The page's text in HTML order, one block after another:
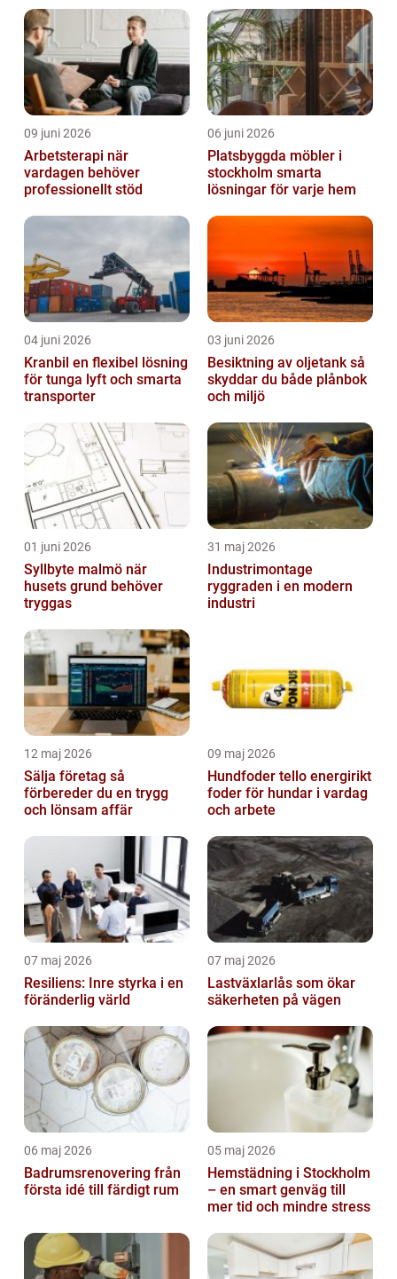
09 juni 2026
Arbetsterapi när
vardagen behöver
professionellt stöd
06 juni 2026
Platsbyggda möbler i
stockholm smarta
lösningar för varje hem
04 juni 2026
Kranbil en flexibel lösning
för tunga lyft och smarta
transporter
03 juni 2026
Besiktning av oljetank så
skyddar du både plånbok
och miljö
01 juni 2026
Syllbyte malmö när
husets grund behöver
tryggas
31 maj 2026
Industrimontage
ryggraden i en modern
industri
12 maj 2026
Sälja företag så
förbereder du en trygg
och lönsam affär
09 maj 2026
Hundfoder tello energirikt
foder för hundar i vardag
och arbete
07 maj 2026
Resiliens: Inre styrka i en
föränderlig värld
07 maj 2026
Lastväxlarlås som ökar
säkerheten på vägen
06 maj 2026
Badrumsrenovering från
första idé till färdigt rum
05 maj 2026
Hemstädning i Stockholm
– en smart genväg till
mer tid och mindre stress